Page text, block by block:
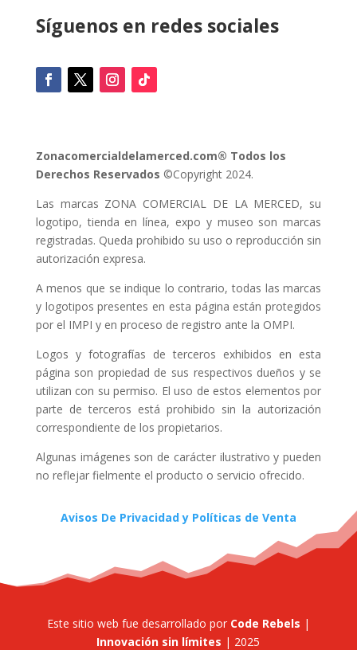
Síguenos en redes sociales
Zonacomercialdelamerced.com® Todos los
Derechos Reservados ©Copyright 2024.
Las marcas ZONA COMERCIAL DE LA MERCED, su
logotipo, tienda en línea, expo y museo son marcas
registradas. Queda prohibido su uso o reproducción sin
autorización expresa.
A menos que se indique lo contrario, todas las marcas
y logotipos presentes en esta página están protegidos
por el IMPI y en proceso de registro ante la OMPI.
Logos y fotografías de terceros exhibidos en esta
página son propiedad de sus respectivos dueños y se
utilizan con su permiso. El uso de estos elementos por
parte de terceros está prohibido sin la autorización
correspondiente de los propietarios.
Algunas imágenes son de carácter ilustrativo y pueden
no reflejar fielmente el producto o servicio ofrecido.
Avisos De Privacidad y Políticas de Venta
Este sitio web fue desarrollado porCode Rebels |
Innovación sin límites | 2025